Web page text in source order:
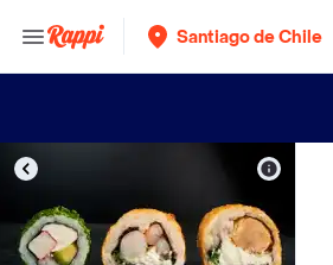
Santiago de Chile